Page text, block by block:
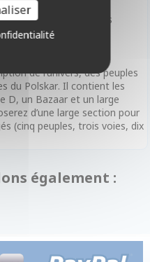
mécaniques simples
coopération, l’esprit
de l’univers, des peuples
du Polskar. Il contient les
D, un Bazaar et un large
d’une large section pour
(cinq peuples, trois voies, dix
également :